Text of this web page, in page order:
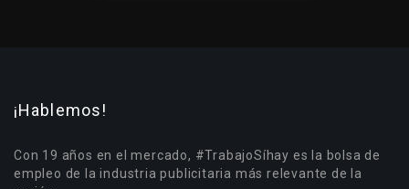
¡Hablemos!
Con 19 años en el mercado, #TrabajoSíhay es la bolsa de
empleo de la industria publicitaria más relevante de la